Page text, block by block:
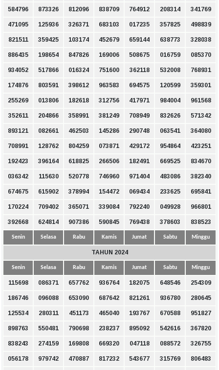
584796 873326 812096 838709 764912 208314 341769
471095 125936 326371 683103 017235 357825 498839
821511 359425 103174 452679 659144 638773 328038
886435 198654 847826 169006 508675 016759 085370
934052 517866 016324 751600 362118 532008 768931
174876 803591 398612 963583 694575 120599 359301
255269 013806 182618 312756 417971 984004 961568
352611 204866 358991 381249 708949 832626 571342
893121 082661 462503 145286 290748 063541 364080
708991 128762 804259 073871 429172 954864 423251
192423 396164 618825 266506 182491 669525 834670
036342 115630 520778 746960 971404 483086 382340
674675 615902 378994 154472 069434 233625 695841
170224 709402 365071 339084 792240 049928 966801
392668 624814 907386 590845 769438 378603 838523
Senin Selasa Rabu Kamis Jumat Sabtu Minggu
TAHUN 2024
Senin Selasa Rabu Kamis Jumat Sabtu Minggu
115698 086371 657762 936764 182075 648546 254309
186746 096088 653090 687642 821261 936780 280645
125534 280311 451173 465040 193767 670588 951827
898763 550481 790698 238237 895092 542616 367820
838243 274159 169808 669320 047118 088572 326755
056178 979742 470887 817232 543677 315769 806483